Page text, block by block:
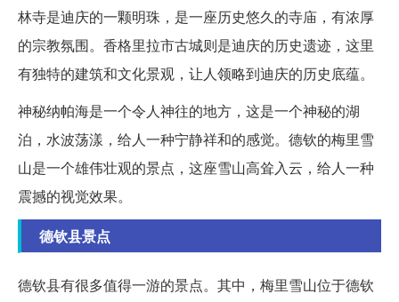
林寺是迪庆的一颗明珠，是一座历史悠久的寺庙，有浓厚
的宗教氛围。香格里拉市古城则是迪庆的历史遗迹，这里
有独特的建筑和文化景观，让人领略到迪庆的历史底蕴。
神秘纳帕海是一个令人神往的地方，这是一个神秘的湖
泊，水波荡漾，给人一种宁静祥和的感觉。德钦的梅里雪
山是一个雄伟壮观的景点，这座雪山高耸入云，给人一种
震撼的视觉效果。
德钦县景点
德钦县有很多值得一游的景点。其中，梅里雪山位于德钦